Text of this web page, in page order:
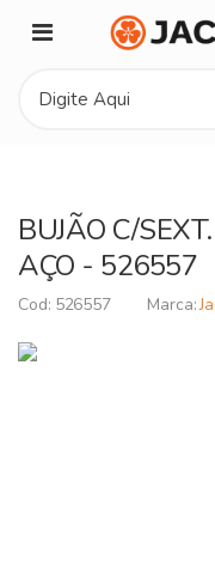
BUJÃO C/
AÇO - 526557
526557